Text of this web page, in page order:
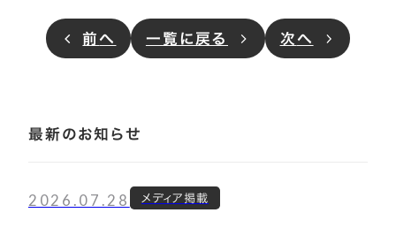
前へ 一覧に戻る 次へ
最新のお知らせ
2026.07.28 メディア掲載